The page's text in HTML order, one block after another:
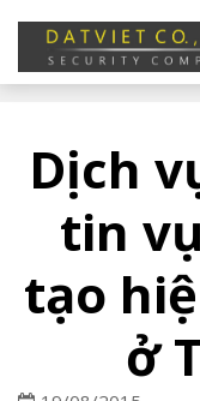
Dịch
tin
tạo
ở